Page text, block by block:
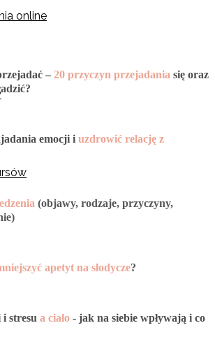
online
– 20 przyczyn przejadania się oraz
emocji i uzdrowić relację z
(objawy, rodzaje, przyczyny,
apetyt na słodycze?
stresu a ciało - jak na siebie wpływają i co